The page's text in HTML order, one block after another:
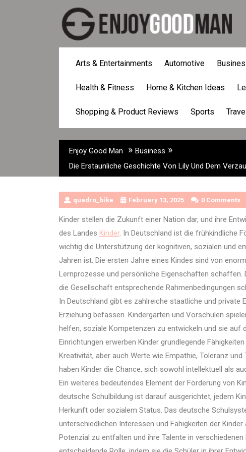
Arts & Entertainments Automotive
Health & Fitness Home & Kitchen Ideas
Shopping & Product Reviews Sports
Die Erstaunliche
Garten, Wo Pflanzen
Verwendeten
Enjoy Good Man » Business »
Die Erstaunliche Geschichte Von Lily Und Dem
quadro_bike February 13, 2025 0 Comments
Kinder stellen die Zukunft einer Nation dar, und ihre
des Landes Kinder. In Deutschland ist die frühkindliche
wichtig die Unterstützung der kognitiven, sozialen und
Jahren ist. Die ersten Jahre eines Kindes sind von
Lernprozesse und persönliche Eigenschaften
die Gesellschaft entsprechende Rahmenbedingungen
In Deutschland gibt es zahlreiche staatliche und private
Erziehung befassen. Kindergärten und Vorschulen
helfen, soziale Kompetenzen zu entwickeln und sie auf
Einrichtungen erwerben Kinder grundlegende
Kreativität, aber auch Werte wie Empathie, Toleranz
haben Kinder die Chance, sich sowohl intellektuell als
Ein weiteres bedeutendes Element der Förderung von
deutsche Schulbildung ist darauf ausgerichtet, jedem
Herkunft oder sozialem Status. Das deutsche
unterschiedlichen Interessen und Fähigkeiten der
Potenzial zu entfalten und ihre Talente in